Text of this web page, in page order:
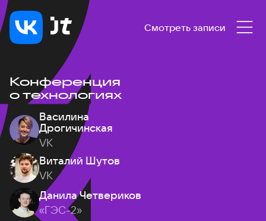
Смотреть записи
Конференция
о технологиях
Василина
Дрогичинская
VK
Виталий Шутов
VK
Данила Четвериков
«ГЭС-2»